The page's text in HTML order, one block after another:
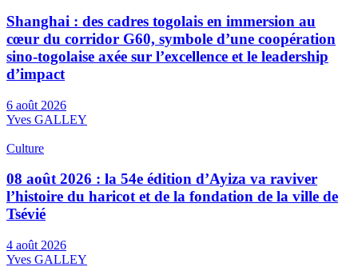
Shanghai : des cadres togolais en immersion au
cœur du corridor G60, symbole d’une coopération
sino-togolaise axée sur l’excellence et le leadership
d’impact
6 août 2026
Yves GALLEY
Culture
08 août 2026 : la 54e édition d’Ayiza va raviver
l’histoire du haricot et de la fondation de la ville de
Tsévié
4 août 2026
Yves GALLEY